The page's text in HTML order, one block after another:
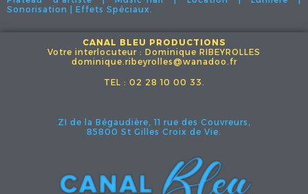
Sonorisation | Effets Spéciaux.
CANAL BLEU PRODUCTIONS
Votre interlocuteur : Dominique RIBEYROLLES
dominique.ribeyrolles@wanadoo.fr
TEL : 02 28 10 00 33.
ZI de la Bégaudière, 11 rue des Couvreurs,
85800 St Gilles Croix de Vie.